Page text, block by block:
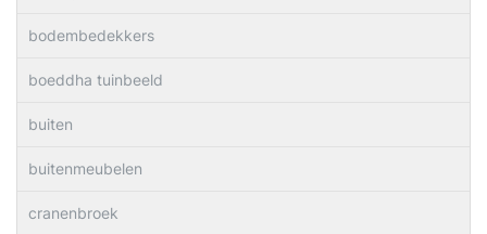
bodembedekkers
boeddha tuinbeeld
buiten
buitenmeubelen
cranenbroek